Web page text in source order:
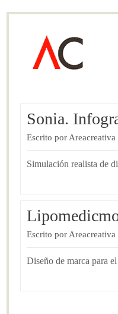
Sonia.
Escrito por Areacreativa
Simulación realista de
Escrito por Areacreativa
Diseño de marca para